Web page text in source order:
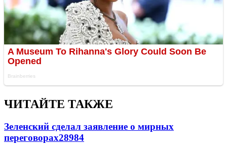
ЧИТАЙТЕ ТАКЖЕ
Зеленский сделал заявление о мирных
переговорах28984